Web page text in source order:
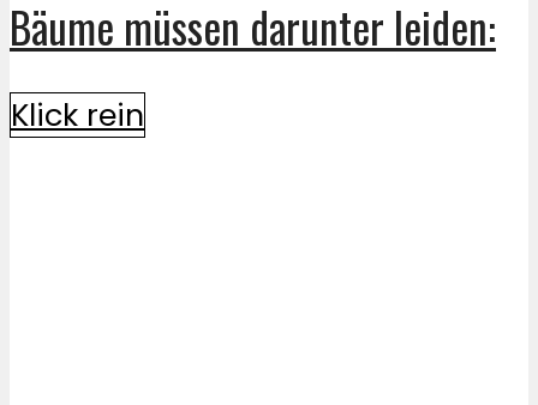
Bäume müssen darunter leiden:
Klick rein